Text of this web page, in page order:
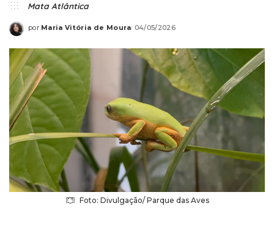
Mata Atlântica
por Maria Vitória de Moura 04/05/2026
Foto: Divulgação/ Parque das Aves